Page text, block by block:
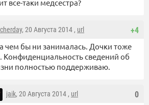
все-таки медсестра?
+4
, 20 Августа 2014 , url
чем бы ни занималась. Дочки тоже
Конфиденциальность сведений об
полностью поддерживаю.
0
jaik, 20 Августа 2014 , url